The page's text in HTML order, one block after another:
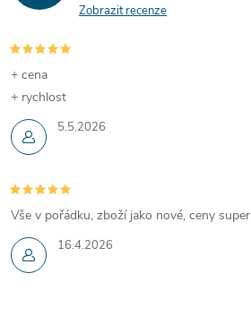
Zobrazit recenze
5.5.2026
+ cena
+ rychlost
16.4.2026
Vše v pořádku, zboží jako nové, ceny super